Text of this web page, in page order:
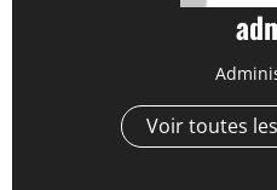
Voir toutes